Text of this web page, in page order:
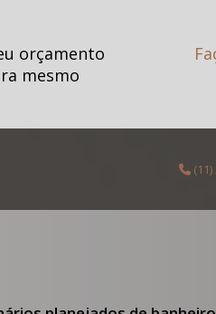
orçamento
mesmo
(11)